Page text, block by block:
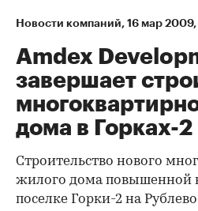
Новости компаний⁠, 16 мар 2009,
Amdex
завершает
дома в Горках-2
Строительство нового
жилого дома повышенной
поселке Горки-2 на